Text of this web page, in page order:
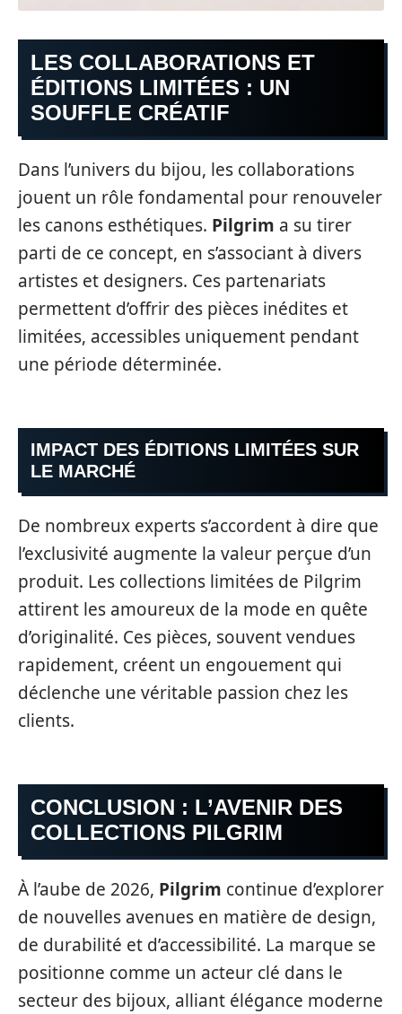
LES COLLABORATIONS ET
ÉDITIONS LIMITÉES : UN
SOUFFLE CRÉATIF
Dans l’univers du bijou, les collaborations
jouent un rôle fondamental pour renouveler
les canons esthétiques. Pilgrim a su tirer
parti de ce concept, en s’associant à divers
artistes et designers. Ces partenariats
permettent d’offrir des pièces inédites et
limitées, accessibles uniquement pendant
une période déterminée.
IMPACT DES ÉDITIONS LIMITÉES SUR
LE MARCHÉ
De nombreux experts s’accordent à dire que
l’exclusivité augmente la valeur perçue d’un
produit. Les collections limitées de Pilgrim
attirent les amoureux de la mode en quête
d’originalité. Ces pièces, souvent vendues
rapidement, créent un engouement qui
déclenche une véritable passion chez les
clients.
CONCLUSION : L’AVENIR DES
COLLECTIONS PILGRIM
À l’aube de 2026, Pilgrim continue d’explorer
de nouvelles avenues en matière de design,
de durabilité et d’accessibilité. La marque se
positionne comme un acteur clé dans le
secteur des bijoux, alliant élégance moderne